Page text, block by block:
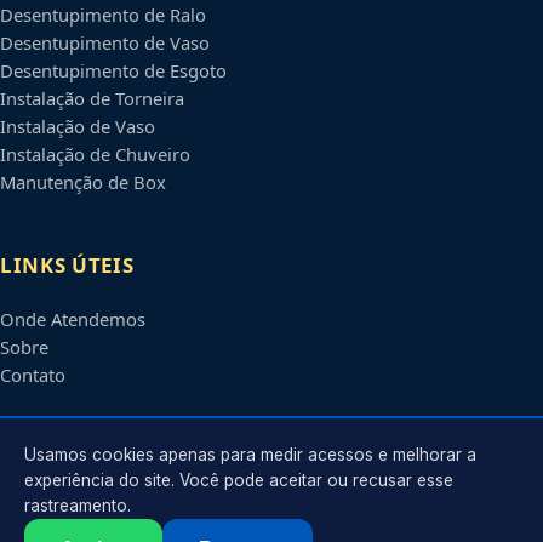
Desentupimento de Ralo
Desentupimento de Vaso
Desentupimento de Esgoto
Instalação de Torneira
Instalação de Vaso
Instalação de Chuveiro
Manutenção de Box
LINKS ÚTEIS
Onde Atendemos
Sobre
Contato
CONTATO
Atendimento em
Usamos cookies apenas para medir acessos e melhorar a
experiência do site. Você pode aceitar ou recusar esse
rastreamento.